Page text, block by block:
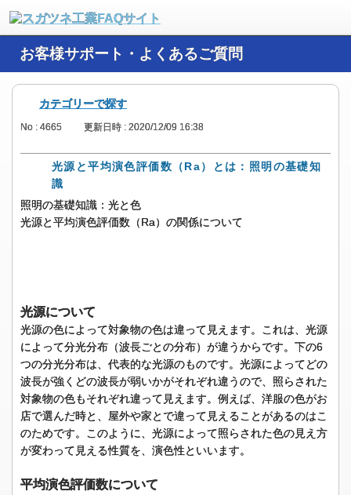
お客様サポート・よくあるご質問
カテゴリーで探す
No : 4665 更新日時 : 2020/12/09 16:38
光源と平均演色評価数（Ra）とは：照明の基礎知
識
照明の基礎知識：光と色
光源と平均演色評価数（Ra）の関係について
光源について
光源の色によって対象物の色は違って見えます。これは、光源
によって分光分布（波長ごとの分布）が違うからです。下の6
つの分光分布は、代表的な光源のものです。光源によってどの
波長が強くどの波長が弱いかがそれぞれ違うので、照らされた
対象物の色もそれぞれ違って見えます。例えば、洋服の色がお
店で選んだ時と、屋外や家とで違って見えることがあるのはこ
のためです。このように、光源によって照らされた色の見え方
が変わって見える性質を、演色性といいます。
平均演色評価数について